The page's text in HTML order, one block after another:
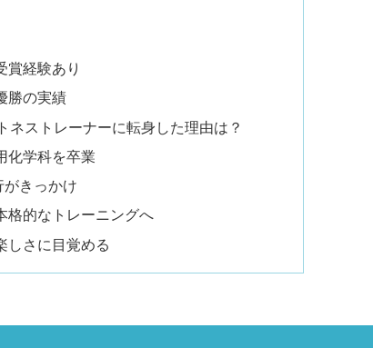
賞経験あり
勝の実績
ネストレーナーに転身した理由は？
化学科を卒業
きっかけ
格的なトレーニングへ
しさに目覚める